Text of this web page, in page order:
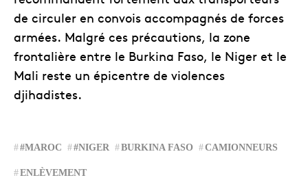
de circuler en convois accompagnés de forces
armées. Malgré ces précautions, la zone
frontalière entre le Burkina Faso, le Niger et le
Mali reste un épicentre de violences
djihadistes.
#MAROC #NIGER BURKINA FASO CAMIONNEURS
ENLÈVEMENT